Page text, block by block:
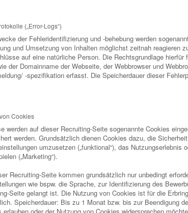
(„Error-Logs“)
der Fehleridentifizierung und -behebung werden
und Umsetzung von Inhalten möglichst zeitnah reagieren
auf eine natürliche Person. Die Rechtsgrundlage
der Domainname der Webseite, der Webbrowser und
-spezifikation erfasst. Die Speicherdauer dieser
Cookies
werden auf dieser Recruiting-Seite sogenannte Cookies
werden. Grundsätzlich dienen Cookies dazu, die
umzusetzen („funktional“), das
(„Marketing“).
Recruiting-Seite kommen grundsätzlich nur unbedingt
wie bspw. die Sprache, zur Identifizierung des
Seite gelangt ist. Die Nutzung von Cookies ist für die
Speicherdauer: Bis zu 1 Monat bzw. bis zur Beendigung